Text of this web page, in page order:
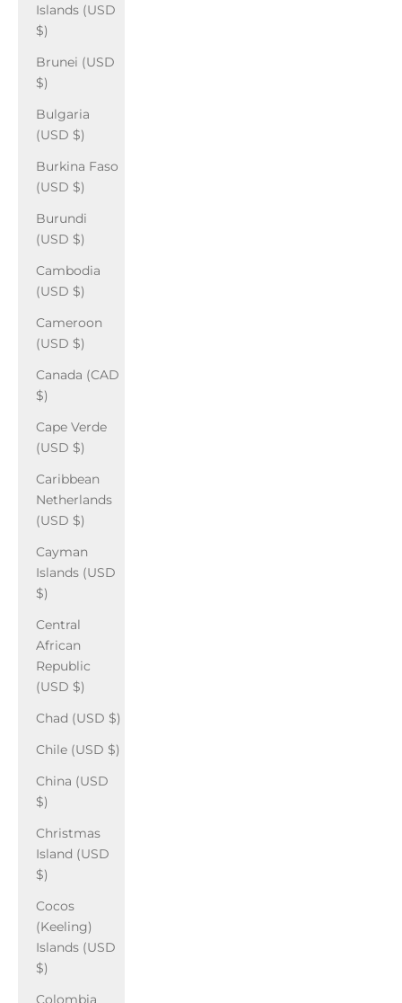
Islands (USD
$)
Brunei (USD
$)
Bulgaria
(USD $)
Burkina Faso
(USD $)
Burundi
(USD $)
Cambodia
(USD $)
Cameroon
(USD $)
Canada (CAD
$)
Cape Verde
(USD $)
Caribbean
Netherlands
(USD $)
Cayman
Islands (USD
$)
Central
African
Republic
(USD $)
Chad (USD $)
Chile (USD $)
China (USD
$)
Christmas
Island (USD
$)
Cocos
(Keeling)
Islands (USD
$)
Colombia